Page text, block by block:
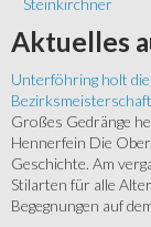
Aktuelles
Unterföhring holt
Bezirksmeisterschaft
Großes Gedränge
Hennerfein Die
Geschichte. Am
Stilarten für alle
Begegnungen auf